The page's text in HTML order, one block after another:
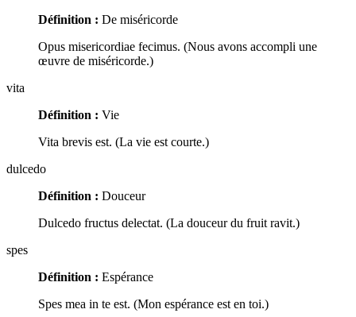
Définition : De miséricorde
Opus misericordiae fecimus. (Nous avons accompli une
œuvre de miséricorde.)
vita
Définition : Vie
Vita brevis est. (La vie est courte.)
dulcedo
Définition : Douceur
Dulcedo fructus delectat. (La douceur du fruit ravit.)
spes
Définition : Espérance
Spes mea in te est. (Mon espérance est en toi.)